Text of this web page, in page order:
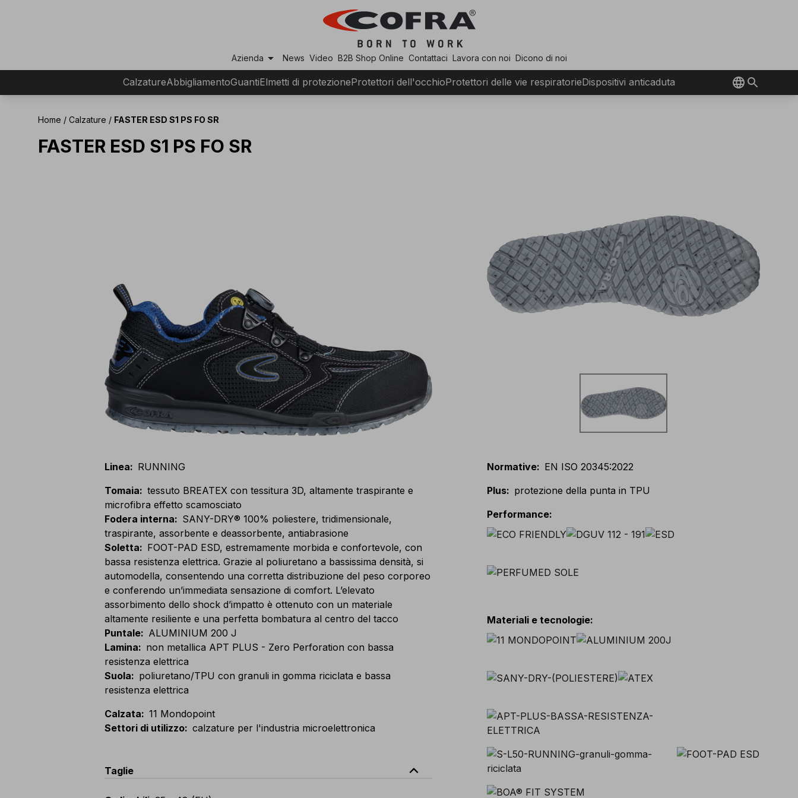
Azienda arrow_drop_down News Video B2B Shop Online Contattaci Lavora con noi Dicono di noi
CalzatureAbbigliamentoGuantiElmetti di protezioneProtettori dell'occhioProtettori delle vie respiratorieDispositivi anticaduta
Home / Calzature / FASTER ESD S1 PS FO SR
FASTER ESD S1 PS FO SR
Linea: RUNNING
Tomaia: tessuto BREATEX con tessitura 3D, altamente traspirante e
microfibra effetto scamosciato
Fodera interna: SANY-DRY® 100% poliestere, tridimensionale,
traspirante, assorbente e deassorbente, antiabrasione
Soletta: FOOT-PAD ESD, estremamente morbida e confortevole, con
bassa resistenza elettrica. Grazie al poliuretano a bassissima densità, si
automodella, consentendo una corretta distribuzione del peso corporeo
e conferendo un’immediata sensazione di comfort. L’elevato
assorbimento dello shock d’impatto è ottenuto con un materiale
altamente resiliente e una perfetta bombatura al centro del tacco
Puntale: ALUMINIUM 200 J
Lamina: non metallica APT PLUS - Zero Perforation con bassa
resistenza elettrica
Suola: poliuretano/TPU con granuli in gomma riciclata e bassa
resistenza elettrica
Calzata: 11 Mondopoint
Settori di utilizzo: calzature per l'industria microelettronica
Taglie expand_less
Normative: EN ISO 20345:2022
Plus: protezione della punta in TPU
Performance:
Materiali e tecnologie: